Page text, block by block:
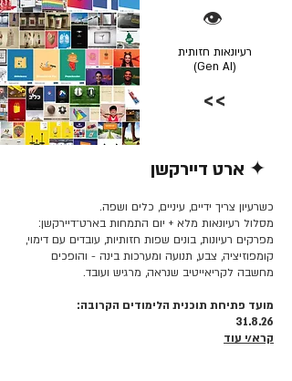
👁️
רעיונאות חזותית
(Gen AI)
>>
✦ ארט דיירקשן
כשרעיון צריך ידיים, עיניים, כלים ושפה.
מסלול רעיונאות מלא + יום התמחות בארט־דיירקשן:
מפרקים רעיונות, בונים שפות חזותיות, עובדים עם דימוי,
קומפוזיציה, צבע, תנועה ומערכות בינה - והופכים
מחשבה לקריאייטיב שנראה, מרגיש ועובד.
מועד פתיחת תוכנית הלימודים הקרובה:
31.8.26
קרא/י עוד